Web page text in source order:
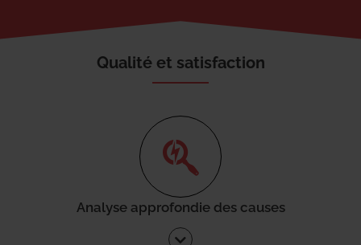
Qualité et satisfaction
Analyse approfondie des causes